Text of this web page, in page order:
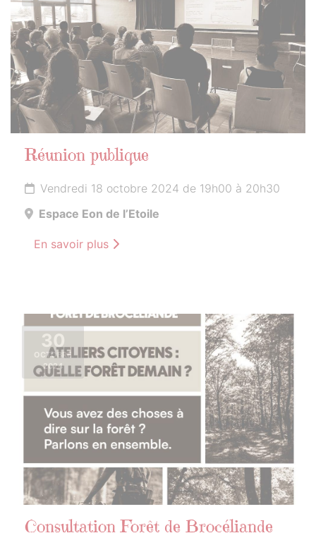
Réunion publique
Vendredi 18 octobre 2024 de 19h00 à 20h30
Espace Eon de l’Etoile
En savoir plus
30
OCTOBRE
2024
Consultation Forêt de Brocéliande